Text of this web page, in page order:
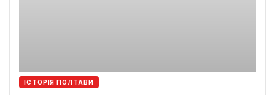
ІСТОРІЯ ПОЛТАВИ